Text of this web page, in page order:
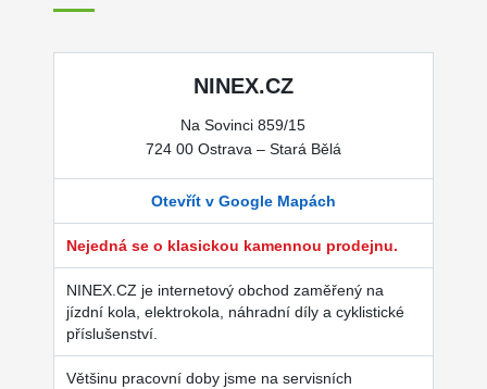
NINEX.CZ
Na Sovinci 859/15
724 00 Ostrava – Stará Bělá
Otevřít v Google Mapách
Nejedná se o klasickou kamennou prodejnu.
NINEX.CZ je internetový obchod zaměřený na
jízdní kola, elektrokola, náhradní díly a cyklistické
příslušenství.
Většinu pracovní doby jsme na servisních